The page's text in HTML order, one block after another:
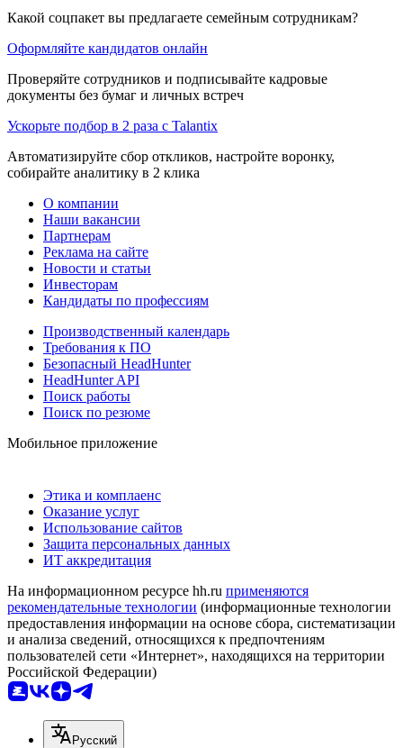
Какой соцпакет вы предлагаете семейным сотрудникам?
Оформляйте кандидатов онлайн
Проверяйте сотрудников и подписывайте кадровые
документы без бумаг и личных встреч
Ускорьте подбор в 2 раза с Talantix
Автоматизируйте сбор откликов, настройте воронку,
собирайте аналитику в 2 клика
О компании
Наши вакансии
Партнерам
Реклама на сайте
Новости и статьи
Инвесторам
Кандидаты по профессиям
Производственный календарь
Требования к ПО
Безопасный HeadHunter
HeadHunter API
Поиск работы
Поиск по резюме
Мобильное приложение
Этика и комплаенс
Оказание услуг
Использование сайтов
Защита персональных данных
ИТ аккредитация
На информационном ресурсе hh.ru применяются
рекомендательные технологии (информационные технологии
предоставления информации на основе сбора, систематизации
и анализа сведений, относящихся к предпочтениям
пользователей сети «Интернет», находящихся на территории
Российской Федерации)
Русский